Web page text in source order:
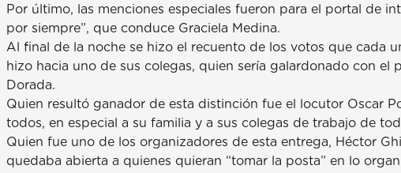
Por último, las menciones especiales fueron para el portal de
por siempre”, que conduce Graciela Medina.
Al final de la noche se hizo el recuento de los votos que cada
hizo hacia uno de sus colegas, quien sería galardonado con el
Dorada.
Quien resultó ganador de esta distinción fue el locutor Oscar
todos, en especial a su familia y a sus colegas de trabajo de
Quien fue uno de los organizadores de esta entrega, Héctor
quedaba abierta a quienes quieran “tomar la posta” en lo